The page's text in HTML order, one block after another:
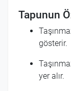
Tapunun
gösterir.
yer alır.